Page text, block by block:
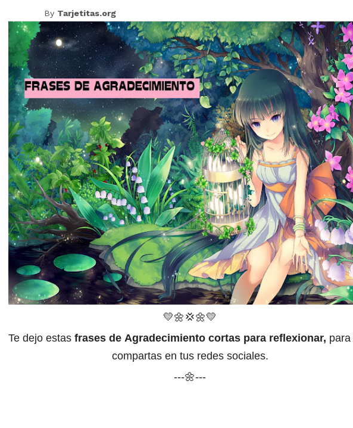
By Tarjetitas.org
💛🌼 💢🌼💛
Te dejo estas frases de Agradecimiento cortas para reflexionar,
compartas en tus redes sociales.
---🌼---